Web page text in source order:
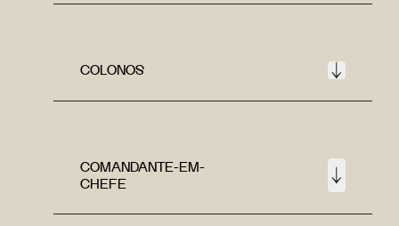
COLONOS
COMANDANTE-EM-
CHEFE